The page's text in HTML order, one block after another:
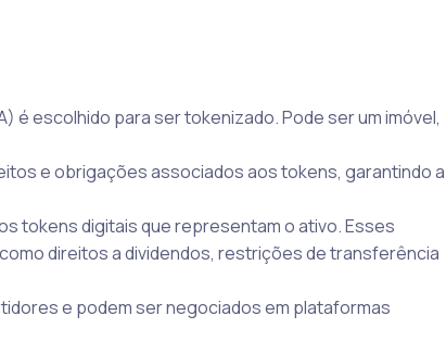
é escolhido para ser tokenizado. Pode ser um imóvel,
e obrigações associados aos tokens, garantindo a
tokens digitais que representam o ativo. Esses
direitos a dividendos, restrições de transferência
e podem ser negociados em plataformas